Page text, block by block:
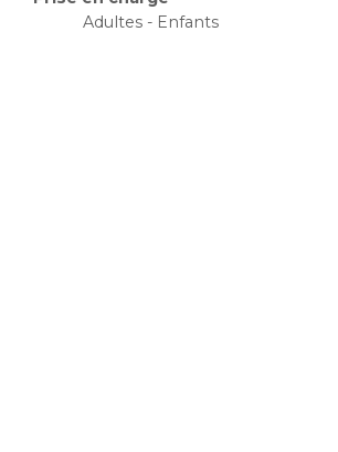
Adultes - Enfants